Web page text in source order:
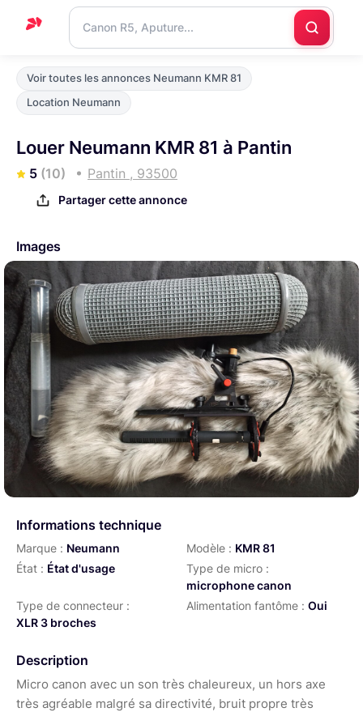
Accueil
Support
contacter
Voir toutes les annonces Neumann KMR 81
Location Neumann
Louer Neumann KMR 81 à Pantin
5 (10) Pantin , 93500
Partager cette annonce
Images
Informations technique
Marque : Neumann Modèle : KMR 81
État : État d'usage
Type de micro :
microphone canon
Type de connecteur :
XLR 3 broches
Alimentation fantôme : Oui
Description
Micro canon avec un son très chaleureux, un hors axe
très agréable malgré sa directivité, bruit propre très